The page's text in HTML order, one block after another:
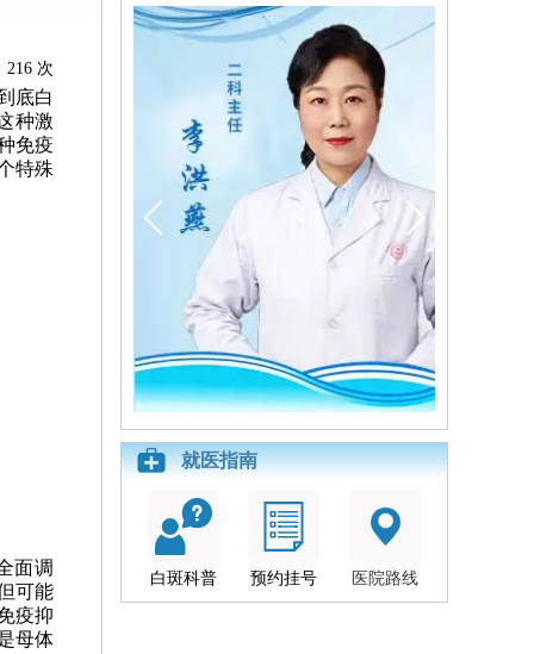
216 次
底白
种激
免疫
特殊
面调
可能
疫抑
母体
就医指南
白斑科普 预约挂号 医院路线